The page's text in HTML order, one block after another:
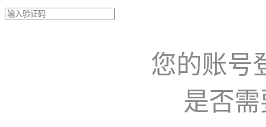
您的账号
是否